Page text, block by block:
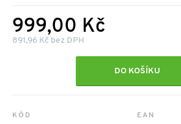
999,00 Kč
891,96 Kč bez DPH
DO KOŠÍKU
KÓD EAN